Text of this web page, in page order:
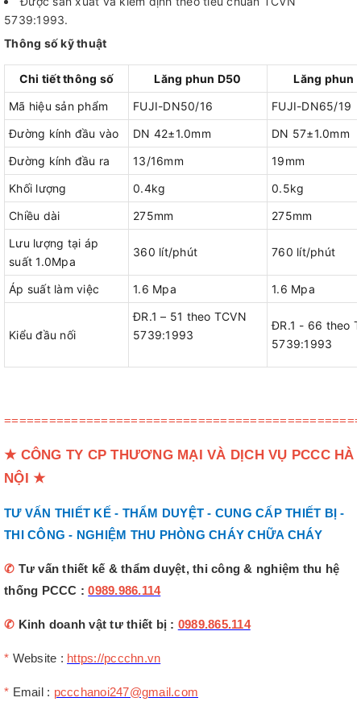
5739:1993.
Thông số kỹ thuật
Chi tiết thông số Lăng phun D50
Lăng phun
Mã hiệu sản phẩm
FUJI-DN50/16
FUJI-DN65/19
Đường kính đầu vào
DN 42±1.0mm
DN 57±1.0mm
Đường kính đầu ra
13/16mm
19mm
Khối lượng
0.4kg
0.5kg
Chiều dài
275mm
275mm
Lưu lượng tại áp
suất 1.0Mpa
360 lít/phút 760 lít/phút
Áp suất làm việc 1.6 Mpa 1.6 Mpa
Kiểu đầu nối
ĐR.1 – 51 theo TCVN
5739:1993
ĐR.1 - 66 theo
5739:1993
★ CÔNG TY CP THƯƠNG MẠI VÀ DỊCH VỤ PCCC HÀ
NỘI ★
TƯ VẤN THIẾT KẾ - THẨM DUYỆT - CUNG CẤP THIẾT BỊ -
THI CÔNG - NGHIỆM THU PHÒNG CHÁY CHỮA CHÁY
✆ Tư vấn thiết kế & thẩm duyệt, thi công & nghiệm thu hệ
thống PCCC :0989.986.114
✆ Kinh doanh vật tư thiết bị : 0989.865.114
* Website : https://pccchn.vn
* Email : pccchanoi247@gmail.com